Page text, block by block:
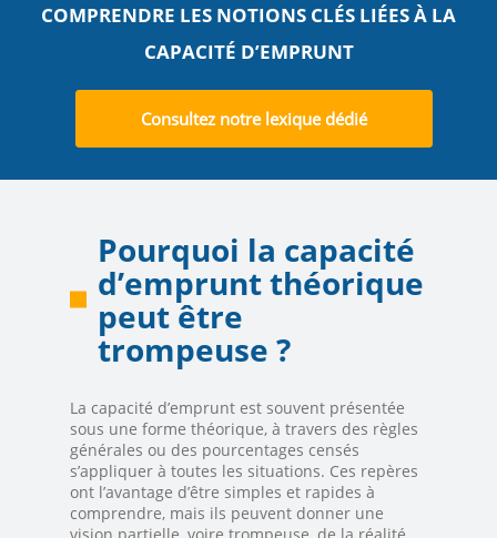
COMPRENDRE LES NOTIONS CLÉS LIÉES À LA
CAPACITÉ D’EMPRUNT
Consultez notre lexique dédié
Pourquoi la capacité
d’emprunt théorique
peut être
trompeuse ?
La capacité d’emprunt est souvent présentée
sous une forme théorique, à travers des règles
générales ou des pourcentages censés
s’appliquer à toutes les situations. Ces repères
ont l’avantage d’être simples et rapides à
comprendre, mais ils peuvent donner une
vision partielle, voire trompeuse, de la réalité